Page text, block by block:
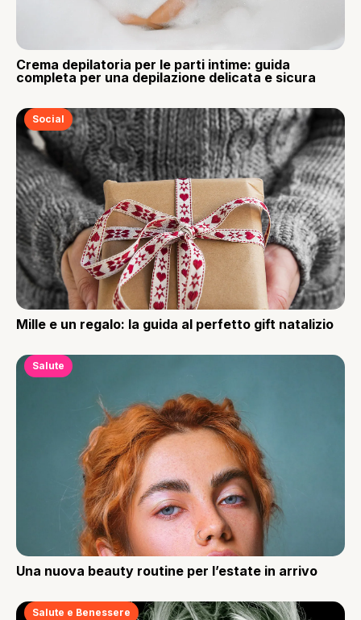
Crema depilatoria per le parti intime: guida
completa per una depilazione delicata e sicura
Social
Mille e un regalo: la guida al perfetto gift natalizio
Salute
Una nuova beauty routine per l’estate in arrivo
Salute e Benessere